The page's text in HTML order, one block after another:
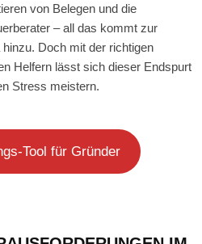
von Belegen und die
– all das kommt zur
Doch mit der richtigen
Helfern lässt sich dieser Endspurt
Stress meistern.
Tool für Gründer